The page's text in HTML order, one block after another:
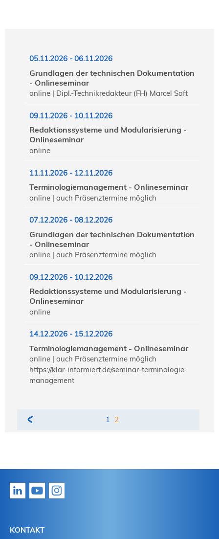
05.11.2026 - 06.11.2026
Grundlagen der technischen Dokumentation
- Onlineseminar
online | Dipl.-Technikredakteur (FH) Marcel Saft
09.11.2026 - 10.11.2026
Redaktionssysteme und Modularisierung -
Onlineseminar
online
11.11.2026 - 12.11.2026
Terminologiemanagement - Onlineseminar
online | auch Präsenztermine möglich
07.12.2026 - 08.12.2026
Grundlagen der technischen Dokumentation
- Onlineseminar
online | auch Präsenztermine möglich
09.12.2026 - 10.12.2026
Redaktionssysteme und Modularisierung -
Onlineseminar
online
14.12.2026 - 15.12.2026
Terminologiemanagement - Onlineseminar
online | auch Präsenztermine möglich
https://klar-informiert.de/seminar-terminologie-
management
1 2
KONTAKT